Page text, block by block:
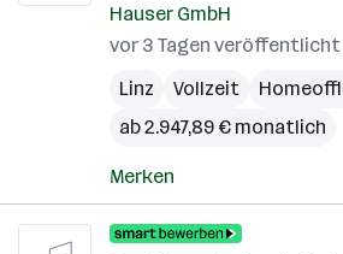
Hauser GmbH
vor 3 Tagen veröffentlicht
Linz
Vollzeit
ab 2.947,89 € monatlich
Merken